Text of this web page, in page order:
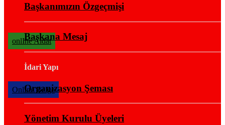
onlIne Aidat
OnlIne Belge
Başkanımızın Özgeçmişi
Başkana Mesaj
İdari Yapı
Organizasyon Şeması
Yönetim Kurulu Üyeleri